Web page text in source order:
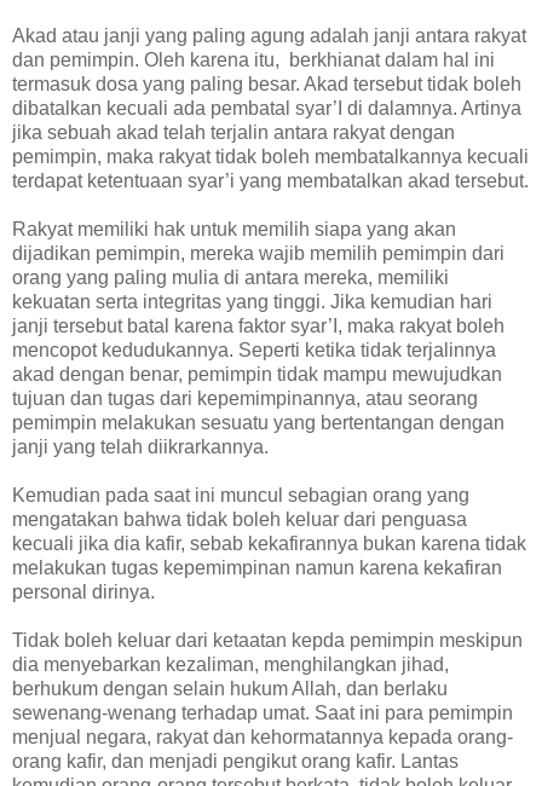
Akad atau janji yang paling agung adalah janji antara rakyat
dan pemimpin. Oleh karena itu, berkhianat dalam hal ini
termasuk dosa yang paling besar. Akad tersebut tidak boleh
dibatalkan kecuali ada pembatal syar’I di dalamnya. Artinya
jika sebuah akad telah terjalin antara rakyat dengan
pemimpin, maka rakyat tidak boleh membatalkannya kecuali
terdapat ketentuaan syar’i yang membatalkan akad tersebut.
Rakyat memiliki hak untuk memilih siapa yang akan
dijadikan pemimpin, mereka wajib memilih pemimpin dari
orang yang paling mulia di antara mereka, memiliki
kekuatan serta integritas yang tinggi. Jika kemudian hari
janji tersebut batal karena faktor syar’I, maka rakyat boleh
mencopot kedudukannya. Seperti ketika tidak terjalinnya
akad dengan benar, pemimpin tidak mampu mewujudkan
tujuan dan tugas dari kepemimpinannya, atau seorang
pemimpin melakukan sesuatu yang bertentangan dengan
janji yang telah diikrarkannya.
Kemudian pada saat ini muncul sebagian orang yang
mengatakan bahwa tidak boleh keluar dari penguasa
kecuali jika dia kafir, sebab kekafirannya bukan karena tidak
melakukan tugas kepemimpinan namun karena kekafiran
personal dirinya.
Tidak boleh keluar dari ketaatan kepda pemimpin meskipun
dia menyebarkan kezaliman, menghilangkan jihad,
berhukum dengan selain hukum Allah, dan berlaku
sewenang-wenang terhadap umat. Saat ini para pemimpin
menjual negara, rakyat dan kehormatannya kepada orang-
orang kafir, dan menjadi pengikut orang kafir. Lantas